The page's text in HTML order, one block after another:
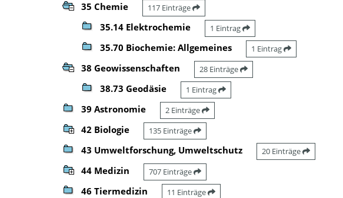
35 Chemie 117 Einträge
35.14 Elektrochemie 1 Eintrag
35.70 Biochemie: Allgemeines 1 Eintrag
38 Geowissenschaften 28 Einträge
38.73 Geodäsie 1 Eintrag
39 Astronomie 2 Einträge
42 Biologie 135 Einträge
43 Umweltforschung, Umweltschutz 20 Einträge
44 Medizin 707 Einträge
46 Tiermedizin 11 Einträge